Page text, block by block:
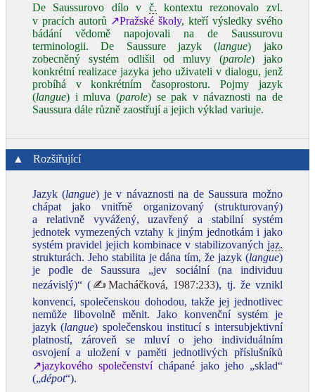
De Saussurovo dílo v č. kontextu rezonovalo zvl.
v pracích autorů ↗Pražské školy, kteří výsledky svého
bádání vědomě napojovali na de Saussurovu
terminologii. De Saussure jazyk (langue) jako
zobecněný systém odlišil od mluvy (parole) jako
konkrétní realizace jazyka jeho uživateli v dialogu, jenž
probíhá v konkrétním časoprostoru. Pojmy jazyk
(langue) i mluva (parole) se pak v návaznosti na de
Saussura dále různě zaostřují a jejich výklad variuje.
▲ Rozšiřující
Jazyk (langue) je v návaznosti na de Saussura možno
chápat jako vnitřně organizovaný (strukturovaný)
a relativně vyvážený, uzavřený a stabilní systém
jednotek vymezených vztahy k jiným jednotkám i jako
systém pravidel jejich kombinace v stabilizovaných jaz.
strukturách. Jeho stabilita je dána tím, že jazyk (langue)
je podle de Saussura „jev sociální (na individuu
nezávislý)“ ( ✍Macháčková, 1987:233), tj. že vznikl
konvencí, společenskou dohodou, takže jej jednotlivec
nemůže libovolně měnit. Jako konvenční systém je
jazyk (langue) společenskou institucí s intersubjektivní
platností, zároveň se mluví o jeho individuálním
osvojení a uložení v paměti jednotlivých příslušníků
↗jazykového společenstvíchápané jako jeho „sklad“
(„dépot“).